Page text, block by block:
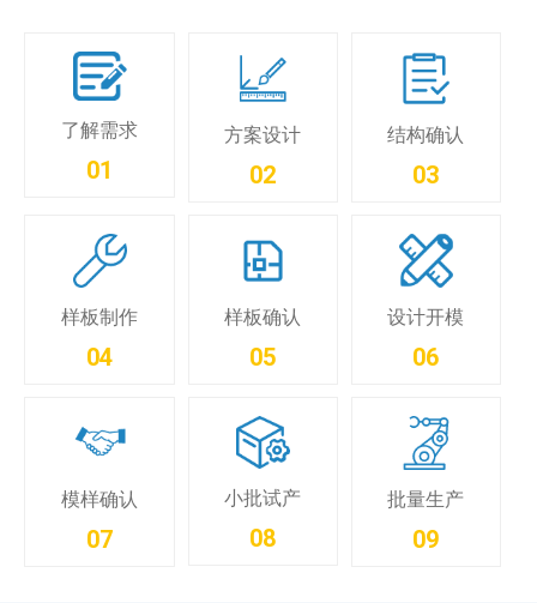
了解需求
01
方案设计
02
结构确认
03
样板制作
04
样板确认
05
设计开模
06
模样确认
07
小批试产
08
批量生产
09